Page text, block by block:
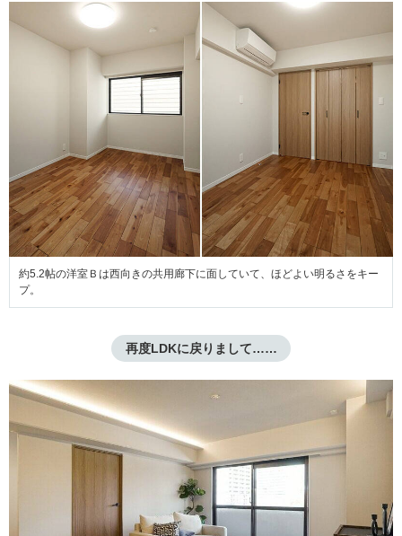
約5.2帖の洋室Ｂは西向きの共用廊下に面していて、ほどよい明るさをキー
プ。
再度LDKに戻りまして……